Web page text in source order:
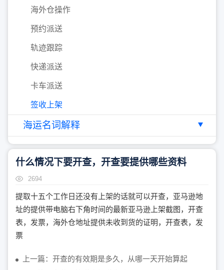
海外仓操作
预约派送
轨迹跟踪
快递派送
卡车派送
签收上架
海运名词解释
什么情况下要开查，开查要提供哪些资料
2694
提取十五个工作日还没有上架的话就可以开查，亚马逊地
址的提供带电脑右下角时间的最新亚马逊上架截图，开查
表，发票，海外仓地址提供未收到货的证明，开查表，发
票
上一篇：开查的有效期是多久，从哪一天开始算起